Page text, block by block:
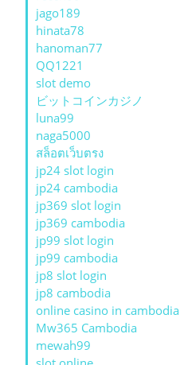
jago189
hinata78
hanoman77
QQ1221
slot demo
ビットコインカジノ
luna99
naga5000
สล็อตเว็บตรง
jp24 slot login
jp24 cambodia
jp369 slot login
jp369 cambodia
jp99 slot login
jp99 cambodia
jp8 slot login
jp8 cambodia
online casino in cambodia
Mw365 Cambodia
mewah99